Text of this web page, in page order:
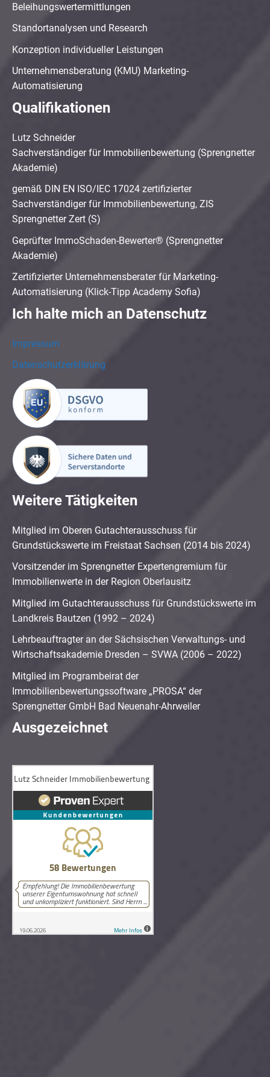
Beleihungswertermittlungen
Standortanalysen und Research
Konzeption individueller Leistungen
Unternehmensberatung (KMU) Marketing-
Automatisierung
Qualifikationen
Lutz Schneider
Sachverständiger für Immobilienbewertung (Sprengnetter
Akademie)
gemäß DIN EN ISO/IEC 17024 zertifizierter
Sachverständiger für Immobilienbewertung, ZIS
Sprengnetter Zert (S)
Geprüfter ImmoSchaden-Bewerter® (Sprengnetter
Akademie)
Zertifizierter Unternehmensberater für Marketing-
Automatisierung (Klick-Tipp Academy Sofia)
Ich halte mich an Datenschutz
Impressum
Datenschutzerklärung
Weitere Tätigkeiten
Mitglied im Oberen Gutachterausschuss für
Grundstückswerte im Freistaat Sachsen (2014 bis 2024)
Vorsitzender im Sprengnetter Expertengremium für
Immobilienwerte in der Region Oberlausitz
Mitglied im Gutachterausschuss für Grundstückswerte im
Landkreis Bautzen (1992 – 2024)
Lehrbeauftragter an der Sächsischen Verwaltungs- und
Wirtschaftsakademie Dresden – SVWA (2006 – 2022)
Mitglied im Programbeirat der
Immobilienbewertungssoftware „PROSA“ der
Sprengnetter GmbH Bad Neuenahr-Ahrweiler
Ausgezeichnet